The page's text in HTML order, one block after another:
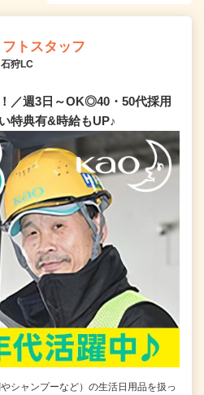
トスタッフ
狩LC
／週3日～OK◎40・50代採用
特典有&時給もUP♪
シャンプーなど）の生活日用品を扱っ